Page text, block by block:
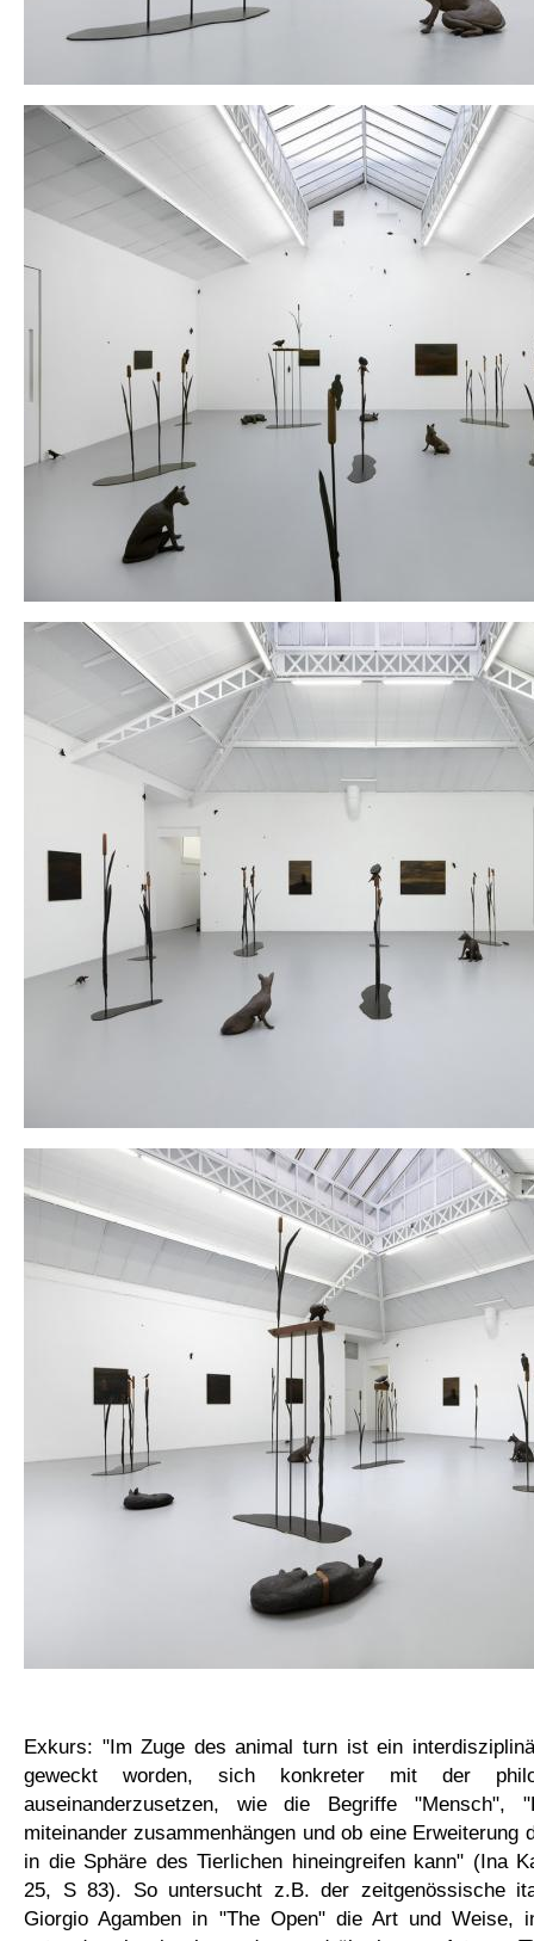
Exkurs: "Im Zuge des animal turn ist ein
geweckt worden, sich konkreter mit der
auseinanderzusetzen, wie die Begriffe "Mensch",
miteinander zusammenhängen und ob eine Erweiterung
in die Sphäre des Tierlichen hineingreifen kann" (Ina
25, S 83). So untersucht z.B. der zeitgenössische
Giorgio Agamben in "The Open" die Art und Weise,